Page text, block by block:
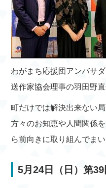
わがまち応援団アンバサ
送作家協会理事の羽田野
町だけでは解決出来ない
方々のお知恵や人間関係
ら前向きに取り組んでまい
5月24日（日）第